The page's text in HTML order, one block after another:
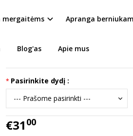
mergaitėms Apranga
Blog'as Apie mus
Prekės kodas:
15468-G065-61161M
Tikslūs batų išmatavimai nurodyti
Pasirinkite dydį :
€31 00